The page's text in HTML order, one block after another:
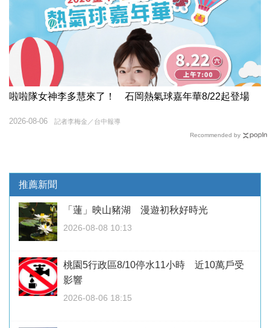
啦啦隊女神李多慧來了！ 石岡熱氣球嘉年華8/22起登場
記者李梅金／台中報導
2026-08-06
Recommended by
推薦新聞
「蓮」映山豬湖 漫遊初秋好時光
2026-08-08 10:13
桃園5行政區8/10停水11小時 近10萬戶受
影響
2026-08-06 18:15